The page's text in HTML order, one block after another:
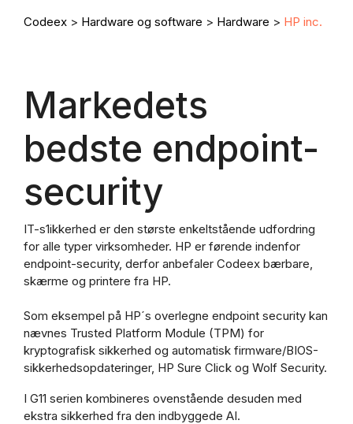
Codeex > Hardware og software > Hardware > HP inc.
Markedets
bedste endpoint-
security
IT-s1ikkerhed er den største enkeltstående udfordring
for alle typer virksomheder. HP er førende indenfor
endpoint-security, derfor anbefaler Codeex bærbare,
skærme og printere fra HP.
Som eksempel på HP´s overlegne endpoint security kan
nævnes Trusted Platform Module (TPM) for
kryptografisk sikkerhed og automatisk firmware/BIOS-
sikkerhedsopdateringer, HP Sure Click og Wolf Security.
I G11 serien kombineres ovenstående desuden med
ekstra sikkerhed fra den indbyggede AI.